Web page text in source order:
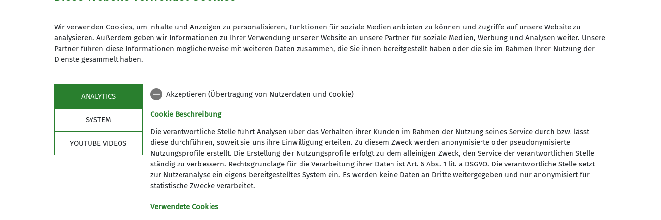
Sektion Ebingen des
Deutschen Alpenvereins e.V.
Schalksburgstr. 270
Wir verwenden Cookies, um Inhalte und Anzeigen zu personalisieren, Funktionen für soziale Medien anbieten zu können und Zugriffe auf unsere Website zu
analysieren. Außerdem geben wir Informationen zu Ihrer Verwendung unserer Website an unsere Partner für soziale Medien, Werbung und Analysen weiter. Unsere
Partner führen diese Informationen möglicherweise mit weiteren Daten zusammen, die Sie ihnen bereitgestellt haben oder die sie im Rahmen Ihrer Nutzung der
Dienste gesammelt haben.
ANALYTICS
SYSTEM
YOUTUBE VIDEOS
Akzeptieren (Übertragung von Nutzerdaten und Cookie)
Cookie Beschreibung
Die verantwortliche Stelle führt Analysen über das Verhalten ihrer Kunden im Rahmen der Nutzung seines Service durch bzw. lässt
diese durchführen, soweit sie uns ihre Einwilligung erteilen. Zu diesem Zweck werden anonymisierte oder pseudonymisierte
Nutzungsprofile erstellt. Die Erstellung der Nutzungsprofile erfolgt zu dem alleinigen Zweck, den Service der verantwortlichen Stelle
ständig zu verbessern. Rechtsgrundlage für die Verarbeitung ihrer Daten ist Art. 6 Abs. 1 lit. a DSGVO. Die verantwortliche Stelle setzt
zur Nutzeranalyse ein eigens bereitgestelltes System ein. Es werden keine Daten an Dritte weitergegeben und nur anonymisiert für
statistische Zwecke verarbeitet.
Verwendete Cookies